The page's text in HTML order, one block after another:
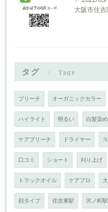
タグ Tags
ブリーチ オーガニックカラー
ハイライト 明るい 白髪染め
ケアブリーチ ドライヤー
口コミ ショート 刈り上げ
トラックオイル ケアプロ
顔タイプ 住吉東駅 沢ノ町駅